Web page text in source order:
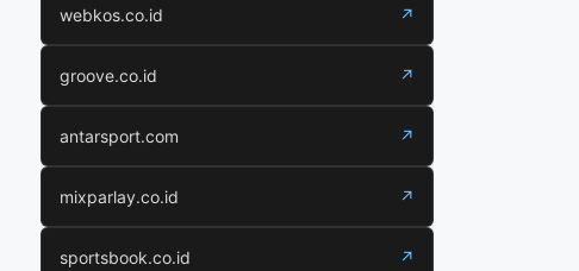
webkos.co.id ↗
groove.co.id ↗
antarsport.com ↗
mixparlay.co.id ↗
sportsbook.co.id ↗